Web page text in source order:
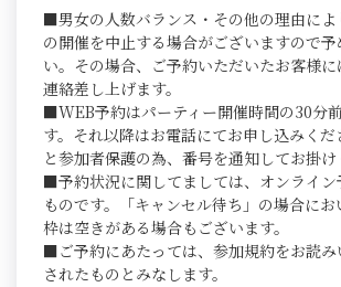
■男女の人数バランス・その他の理由によ
の開催を中止する場合がございますので予
い。その場合、ご予約いただいたお客様
連絡差し上げます。
■WEB予約はパーティー開催時間の30分
す。それ以降はお電話にてお申し込みく
と参加者保護の為、番号を通知してお掛け
■予約状況に関してましては、オンライン
ものです。「キャンセル待ち」の場合に
枠は空きがある場合もございます。
■ご予約にあたっては、参加規約をお読み
されたものとみなします。